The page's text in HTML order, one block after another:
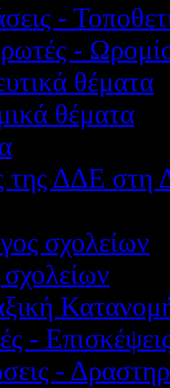
-
-
θέματα
θέματα
της ΔΔΕ στη
σχολείων
-
-